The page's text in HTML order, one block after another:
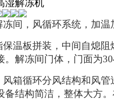
湿解冻机
冻间，风循环系统，加
温板拼装，中间自熄
。解冻间门体，门面为
风箱循环分风结构和风管
结构简洁，整体大方。